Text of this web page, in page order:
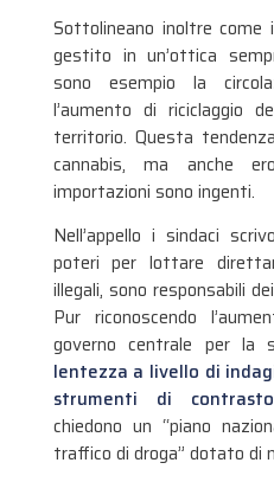
Sottolineano inoltre
gestito in un’ottica
sono esempio la
l’aumento di riciclaggio
territorio. Questa
cannabis, ma anche
importazioni sono ingenti.
Nell’appello i sindaci
poteri per lottare
illegali, sono responsabili
Pur riconoscendo
governo centrale per la
lentezza a livello di
strumenti di contrasto
chiedono un “piano
traffico di droga” dotato di